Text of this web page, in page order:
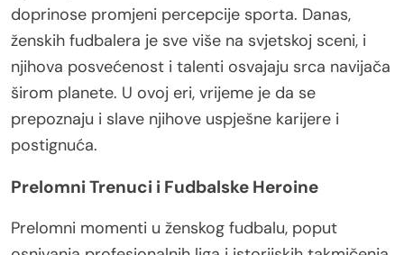
doprinose promjeni percepcije sporta. Danas,
ženskih fudbalera je sve više na svjetskoj sceni, i
njihova posvećenost i talenti osvajaju srca navijača
širom planete. U ovoj eri, vrijeme je da se
prepoznaju i slave njihove uspješne karijere i
postignuća.
Prelomni Trenuci i Fudbalske Heroine
Prelomni momenti u ženskog fudbalu, poput